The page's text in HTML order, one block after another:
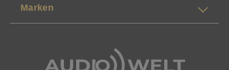
Marken